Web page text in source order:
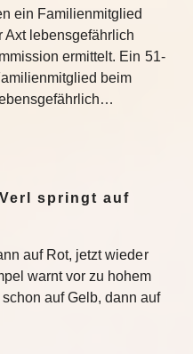
ein Familienmitglied
Axt lebensgefährlich
ermittelt. Ein 51-
beim
springt auf
auf Rot, jetzt wieder
warnt vor zu hohem
auf Gelb, dann auf